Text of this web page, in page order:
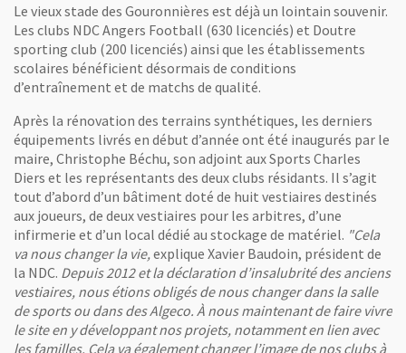
Le vieux stade des Gouronnières est déjà un lointain souvenir.
Les clubs NDC Angers Football (630 licenciés) et Doutre
sporting club (200 licenciés) ainsi que les établissements
scolaires bénéficient désormais de conditions
d’entraînement et de matchs de qualité.
Après la rénovation des terrains synthétiques, les derniers
équipements livrés en début d’année ont été inaugurés par le
maire, Christophe Béchu, son adjoint aux Sports Charles
Diers et les représentants des deux clubs résidants. Il s’agit
tout d’abord d’un bâtiment doté de huit vestiaires destinés
aux joueurs, de deux vestiaires pour les arbitres, d’une
infirmerie et d’un local dédié au stockage de matériel. "Cela
va nous changer la vie, explique Xavier Baudoin, président de
la NDC. Depuis 2012 et la déclaration d’insalubrité des anciens
vestiaires, nous étions obligés de nous changer dans la salle
de sports ou dans des Algeco. À nous maintenant de faire vivre
le site en y développant nos projets, notamment en lien avec
les familles. Cela va également changer l’image de nos clubs à